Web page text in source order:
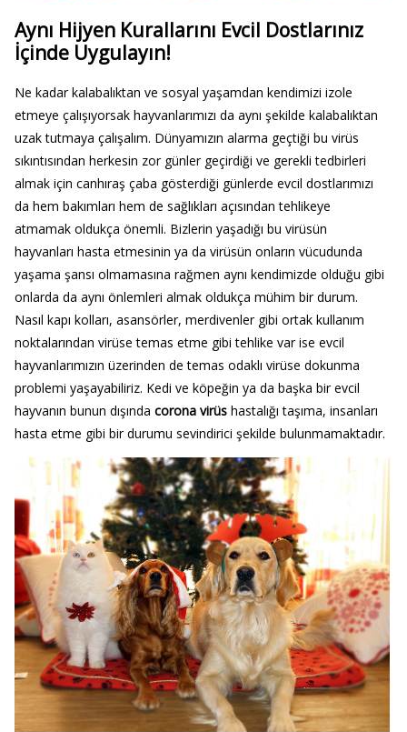
Aynı Hijyen Kurallarını Evcil Dostlarınız
İçinde Uygulayın!
Ne kadar kalabalıktan ve sosyal yaşamdan kendimizi izole
etmeye çalışıyorsak hayvanlarımızı da aynı şekilde kalabalıktan
uzak tutmaya çalışalım. Dünyamızın alarma geçtiği bu virüs
sıkıntısından herkesin zor günler geçirdiği ve gerekli tedbirleri
almak için canhıraş çaba gösterdiği günlerde evcil dostlarımızı
da hem bakımları hem de sağlıkları açısından tehlikeye
atmamak oldukça önemli. Bizlerin yaşadığı bu virüsün
hayvanları hasta etmesinin ya da virüsün onların vücudunda
yaşama şansı olmamasına rağmen aynı kendimizde olduğu gibi
onlarda da aynı önlemleri almak oldukça mühim bir durum.
Nasıl kapı kolları, asansörler, merdivenler gibi ortak kullanım
noktalarından virüse temas etme gibi tehlike var ise evcil
hayvanlarımızın üzerinden de temas odaklı virüse dokunma
problemi yaşayabiliriz. Kedi ve köpeğin ya da başka bir evcil
hayvanın bunun dışında corona virüshastalığı taşıma, insanları
hasta etme gibi bir durumu sevindirici şekilde bulunmamaktadır.